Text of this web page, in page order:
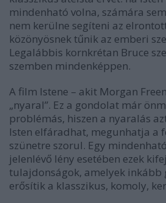
mindenható volna, számára
nem kerülne segíteni az
közönyösnek tűnik az emberi
Legalábbis kornkrétan Bruce
szemben mindenképpen.
A film Istene – akit Morgan
„nyaral”. Ez a gondolat már
problémás, hiszen a nyaralás
Isten elfáradhat, megunhatja a
szünetre szorul. Egy
jelenlévő lény esetében ezek
tulajdonságok, amelyek
erősítik a klasszikus, komoly,